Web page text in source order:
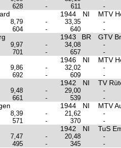
628 - 611 -
1944 NI MTV
8,79 - 33,35
-
604 - 640 -
1943 BR GTV
9,97 - 34,08
-
701 - 657 -
1946 NI MTV
9,86 - 32,02
-
692 - 609 -
1942 NI TV
9,48 - 29,00
-
661 - 539 -
1944 NI MTV
8,39 - 21,62
-
571 - 370 -
1942 NI TuS
7,47 - 20,48
-
495 - 345 -